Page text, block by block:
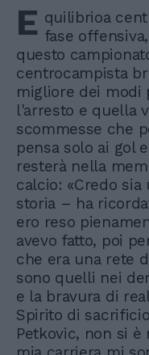
E quilibrioa
fase
questo
centrocampista
migliore dei modi
l'arresto e quella
scommesse che
pensa solo ai gol
resterà nella
calcio: «Credo
storia – ha
ero reso
avevo fatto, poi
che era una rete
sono quelli nei
e la bravura di
Spirito di
Petkovic, non si